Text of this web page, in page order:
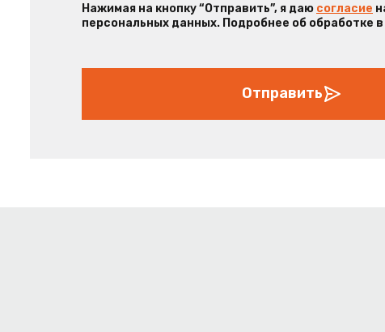
Нажимая на кнопку “Отправить”, я даю согласие
персональных данных. Подробнее об обработке в
Отправить